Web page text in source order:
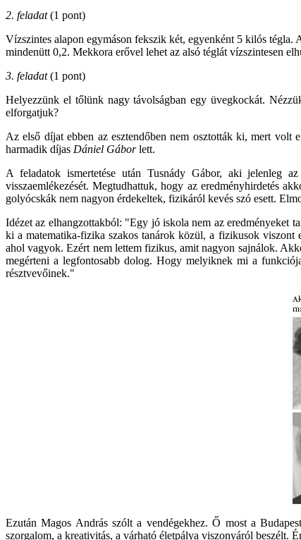
2. feladat(1 pont)
Vízszintes alapon egymáson fekszik két, egyenként 5 kilós
mindenütt 0,2. Mekkora erővel lehet az alsó téglát vízszintesen
3. feladat(1 pont)
Helyezzünk el tőlünk nagy távolságban egy üvegkockát.
elforgatjuk?
Az első díjat ebben az esztendőben nem osztották ki, mert volt
harmadik díjas Dániel Gáborlett.
A feladatok ismertetése után Tusnády Gábor, aki jelenleg
visszaemlékezését. Megtudhattuk, hogy az eredményhirdetés
golyócskák nem nagyon érdekeltek, fizikáról kevés szó esett.
Idézet az elhangzottakból: "Egy jó iskola nem az eredményeket
ki a matematika-fizika szakos tanárok közül, a fizikusok viszont
ahol vagyok. Ezért nem lettem fizikus, amit nagyon sajnálok.
megérteni a legfontosabb dolog. Hogy melyiknek mi a
résztvevőinek."
Ezután Magos András szólt a vendégekhez. Ő most a
szorgalom, a kreativitás, a várható életpálya viszonyáról beszélt.